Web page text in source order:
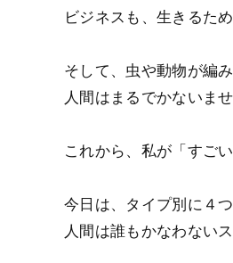
ビジネスも、生きるた
そして、虫や動物が編
人間はまるでかないませ
これから、私が「すご
今日は、タイプ別に４
人間は誰もかなわない